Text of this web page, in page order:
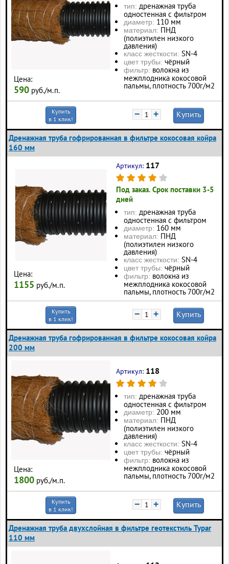
Цена:
590 руб./м.п.
тип: дренажная труба
одностенная с фильтром
диаметр: 110 мм
материал: ПНД
(полиэтилен низкого
давления)
класс жесткости: SN-4
цвет трубы: чёрный
фильтр: волокна из
межплодника кокосовой
пальмы, плотность 700г/м2
Купить
в 1 клик!
− + Купить
Дренажная труба гофрированная в фильтре кокосовая койра
160 мм
Цена:
1155 руб./м.п.
Артикул: 117
Под заказ. Срок поставки 3-5
дней
тип: дренажная труба
одностенная с фильтром
диаметр: 160 мм
материал: ПНД
(полиэтилен низкого
давления)
класс жесткости: SN-4
цвет трубы: чёрный
фильтр: волокна из
межплодника кокосовой
пальмы, плотность 700г/м2
Купить
в 1 клик!
− + Купить
Дренажная труба гофрированная в фильтре кокосовая койра
200 мм
Цена:
1800 руб./м.п.
Артикул: 118
тип: дренажная труба
одностенная с фильтром
диаметр: 200 мм
материал: ПНД
(полиэтилен низкого
давления)
класс жесткости: SN-4
цвет трубы: чёрный
фильтр: волокна из
межплодника кокосовой
пальмы, плотность 700г/м2
Купить
в 1 клик!
− + Купить
Дренажная труба двухслойная в фильтре геотекстиль Typar
110 мм